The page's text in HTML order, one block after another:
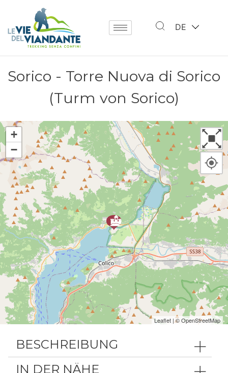
DE
Sorico - Torre Nuova di Sorico
(Turm von Sorico)
BESCHREIBUNG
IN DER NÄHE
+
−
Leaflet | ©OpenStreetMap